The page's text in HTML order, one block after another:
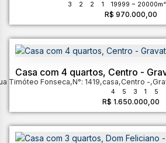
R$ 970.000,00
3 2 2 1 19999 ~ 20000m²
Casa com 4 quartos, Centro -
R$ 1.650.000,00
Timóteo Fonseca,N°: 1419,casa,Centro ,
4 5 3 1 5